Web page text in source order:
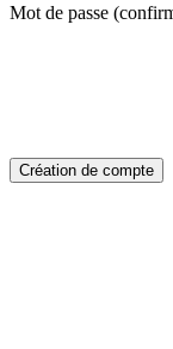
Mot de passe
Création de compte